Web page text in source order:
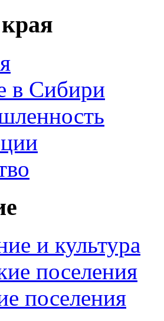
в Сибири
и культура
поселения
поселения